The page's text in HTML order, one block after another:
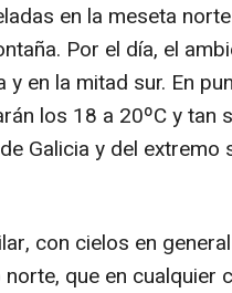
en la meseta
Por el día, el
en la mitad sur. En
los 18 a 20ºC y tan
Galicia y del extremo
con cielos en
que en cualquier